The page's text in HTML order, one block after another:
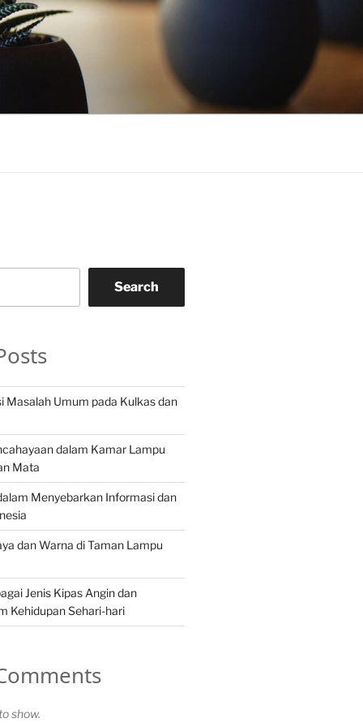
Search
Masalah Umum pada Kulkas dan
dalam Kamar Lampu
Mata
Menyebarkan Informasi dan
dan Warna di Taman Lampu
Jenis Kipas Angin dan
Kehidupan Sehari-hari
show.